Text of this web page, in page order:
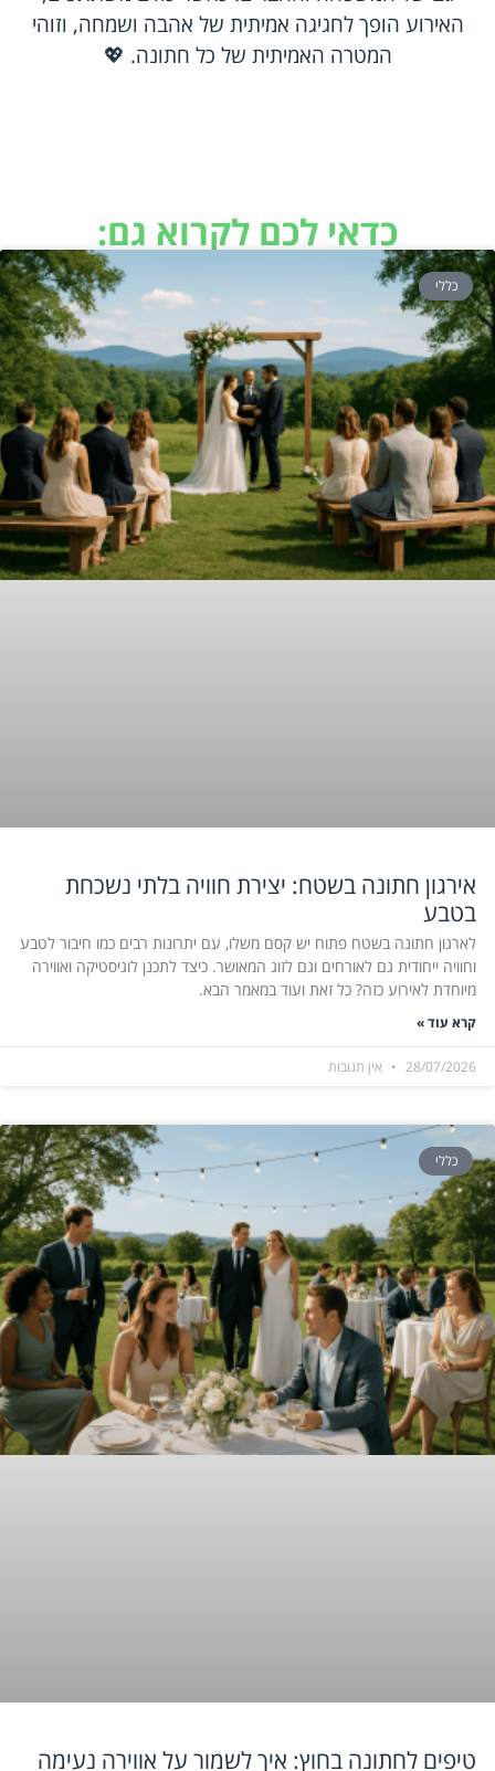
האירוע הופך לחגיגה אמיתית של אהבה ושמחה, וזוהי
המטרה האמיתית של כל חתונה. 💖
כדאי לכם לקרוא גם:
כללי
אירגון חתונה בשטח: יצירת חוויה בלתי נשכחת
בטבע
לארגון חתונה בשטח פתוח יש קסם משלו, עם יתרונות רבים כמו חיבור לטבע
וחוויה ייחודית גם לאורחים וגם לזוג המאושר. כיצד לתכנן לוגיסטיקה ואווירה
מיוחדת לאירוע כזה? כל זאת ועוד במאמר הבא.
קרא עוד »
28/07/2026 אין תגובות
כללי
טיפים לחתונה בחוץ: איך לשמור על אווירה נעימה